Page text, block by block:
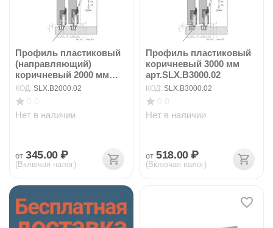
Профиль пластиковый
(направляющий)
коричневый 2000 мм
арт...
КОД: SLX.B2000.02
Нет в наличии
от 345.00 ₽
(Включая налог)
Профиль пластиковый
коричневый 3000 мм
арт.SLX.B3000.02
КОД: SLX.B3000.02
Нет в наличии
от 518.00 ₽
(Включая налог)